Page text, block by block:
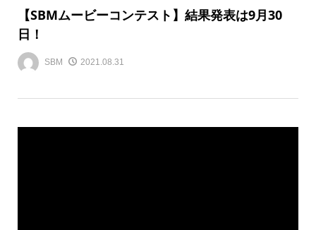
【SBMムービーコンテスト】結果発表は9月30
日！
SBM 2021.08.31